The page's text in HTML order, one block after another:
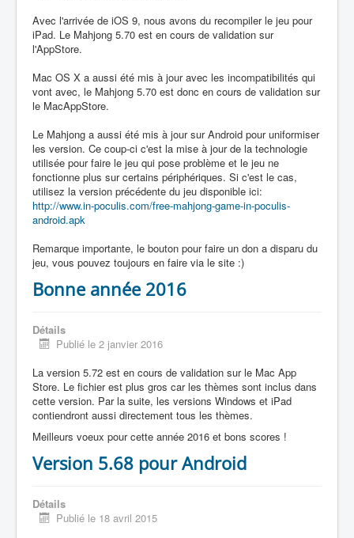
Avec l'arrivée de iOS 9, nous avons du recompiler le jeu pour
iPad. Le Mahjong 5.70 est en cours de validation sur
l'AppStore.
Mac OS X a aussi été mis à jour avec les incompatibilités qui
vont avec, le Mahjong 5.70 est donc en cours de validation sur
le MacAppStore.
Le Mahjong a aussi été mis à jour sur Android pour uniformiser
les version. Ce coup-ci c'est la mise à jour de la technologie
utilisée pour faire le jeu qui pose problème et le jeu ne
fonctionne plus sur certains périphériques. Si c'est le cas,
utilisez la version précédente du jeu disponible ici:
http://www.in-poculis.com/free-mahjong-game-in-poculis-
android.apk
Remarque importante, le bouton pour faire un don a disparu du
jeu, vous pouvez toujours en faire via le site :)
Bonne année 2016
Détails
Publié le 2 janvier 2016
La version 5.72 est en cours de validation sur le Mac App
Store. Le fichier est plus gros car les thèmes sont inclus dans
cette version. Par la suite, les versions Windows et iPad
contiendront aussi directement tous les thèmes.
Meilleurs voeux pour cette année 2016 et bons scores !
Version 5.68 pour Android
Détails
Publié le 18 avril 2015